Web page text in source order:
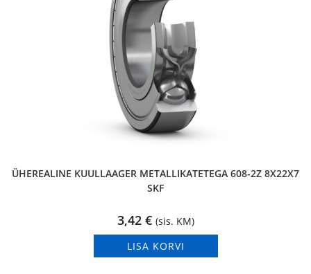
ÜHEREALINE KUULLAAGER METALLIKATETEGA 608-2Z 8X22X7
SKF
3,42 € (sis. KM)
LISA KORVI